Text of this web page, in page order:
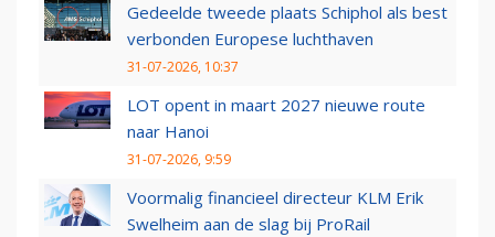
Gedeelde tweede plaats Schiphol als best
verbonden Europese luchthaven
31-07-2026, 10:37
LOT opent in maart 2027 nieuwe route
naar Hanoi
31-07-2026, 9:59
Voormalig financieel directeur KLM Erik
Swelheim aan de slag bij ProRail